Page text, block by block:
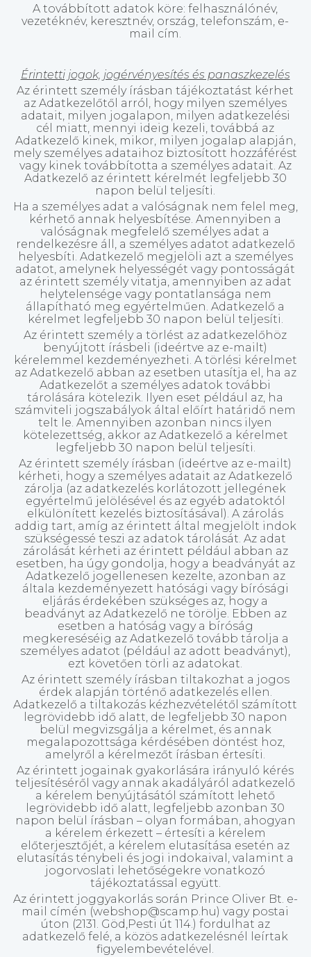
A továbbított adatok köre: felhasználónév,
vezetéknév, keresztnév, ország, telefonszám, e-
mail cím.
Érintetti jogok, jogérvényesítés és panaszkezelés
Az érintett személy írásban tájékoztatást kérhet
az Adatkezelőtől arról, hogy milyen személyes
adatait, milyen jogalapon, milyen adatkezelési
cél miatt, mennyi ideig kezeli, továbbá az
Adatkezelő kinek, mikor, milyen jogalap alapján,
mely személyes adataihoz biztosított hozzáférést
vagy kinek továbbította a személyes adatait. Az
Adatkezelő az érintett kérelmét legfeljebb 30
napon belül teljesíti.
Ha a személyes adat a valóságnak nem felel meg,
kérhető annak helyesbítése. Amennyiben a
valóságnak megfelelő személyes adat a
rendelkezésre áll, a személyes adatot adatkezelő
helyesbíti. Adatkezelő megjelöli azt a személyes
adatot, amelynek helyességét vagy pontosságát
az érintett személy vitatja, amennyiben az adat
helytelensége vagy pontatlansága nem
állapítható meg egyértelműen. Adatkezelő a
kérelmet legfeljebb 30 napon belül teljesíti.
Az érintett személy a törlést az adatkezelőhöz
benyújtott írásbeli (ideértve az e-mailt)
kérelemmel kezdeményezheti. A törlési kérelmet
az Adatkezelő abban az esetben utasítja el, ha az
Adatkezelőt a személyes adatok további
tárolására kötelezik. Ilyen eset például az, ha
számviteli jogszabályok által előírt határidő nem
telt le. Amennyiben azonban nincs ilyen
kötelezettség, akkor az Adatkezelő a kérelmet
legfeljebb 30 napon belül teljesíti.
Az érintett személy írásban (ideértve az e-mailt)
kérheti, hogy a személyes adatait az Adatkezelő
zárolja (az adatkezelés korlátozott jellegének
egyértelmű jelölésével és az egyéb adatoktól
elkülönített kezelés biztosításával). A zárolás
addig tart, amíg az érintett által megjelölt indok
szükségessé teszi az adatok tárolását. Az adat
zárolását kérheti az érintett például abban az
esetben, ha úgy gondolja, hogy a beadványát az
Adatkezelő jogellenesen kezelte, azonban az
általa kezdeményezett hatósági vagy bírósági
eljárás érdekében szükséges az, hogy a
beadványt az Adatkezelő ne törölje. Ebben az
esetben a hatóság vagy a bíróság
megkereséséig az Adatkezelő tovább tárolja a
személyes adatot (például az adott beadványt),
ezt követően törli az adatokat.
Az érintett személy írásban tiltakozhat a jogos
érdek alapján történő adatkezelés ellen.
Adatkezelő a tiltakozás kézhezvételétől számított
legrövidebb idő alatt, de legfeljebb 30 napon
belül megvizsgálja a kérelmet, és annak
megalapozottsága kérdésében döntést hoz,
amelyről a kérelmezőt írásban értesíti.
Az érintett jogainak gyakorlására irányuló kérés
teljesítéséről vagy annak akadályáról adatkezelő
a kérelem benyújtásától számított lehető
legrövidebb idő alatt, legfeljebb azonban 30
napon belül írásban – olyan formában, ahogyan
a kérelem érkezett – értesíti a kérelem
előterjesztőjét, a kérelem elutasítása esetén az
elutasítás ténybeli és jogi indokaival, valamint a
jogorvoslati lehetőségekre vonatkozó
tájékoztatással együtt.
Az érintett joggyakorlás során Prince Oliver Bt. e-
mail címén (webshop@scamp.hu) vagy postai
úton (2131. Göd,Pesti út 114.) fordulhat az
adatkezelő felé, a közös adatkezelésnél leírtak
figyelembevételével.